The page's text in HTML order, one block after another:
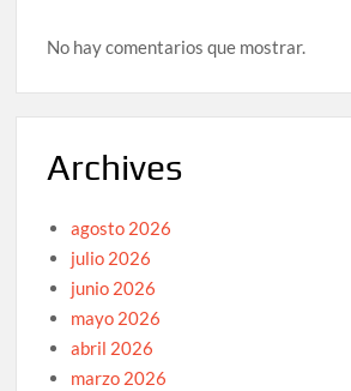
No hay comentarios que mostrar.
Archives
agosto 2026
julio 2026
junio 2026
mayo 2026
abril 2026
marzo 2026